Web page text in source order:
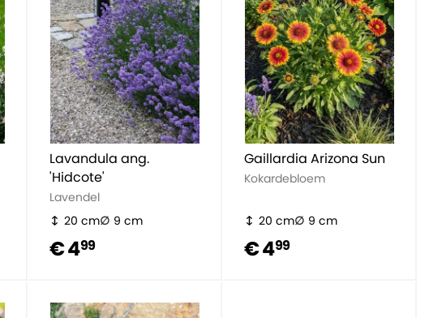
Lavandula ang.
'Hidcote'
Lavendel
20 cm
9 cm
€ 499
Gaillardia Arizona Sun
Kokardebloem
20 cm 9 cm
€ 499